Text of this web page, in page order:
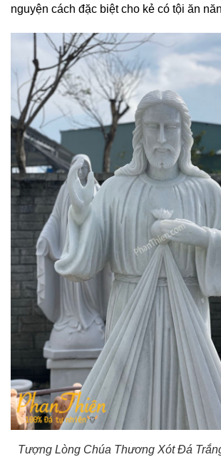
nguyện cách đặc biệt cho kẻ có tội ăn
Tượng Lòng Chúa Thương Xót Đá